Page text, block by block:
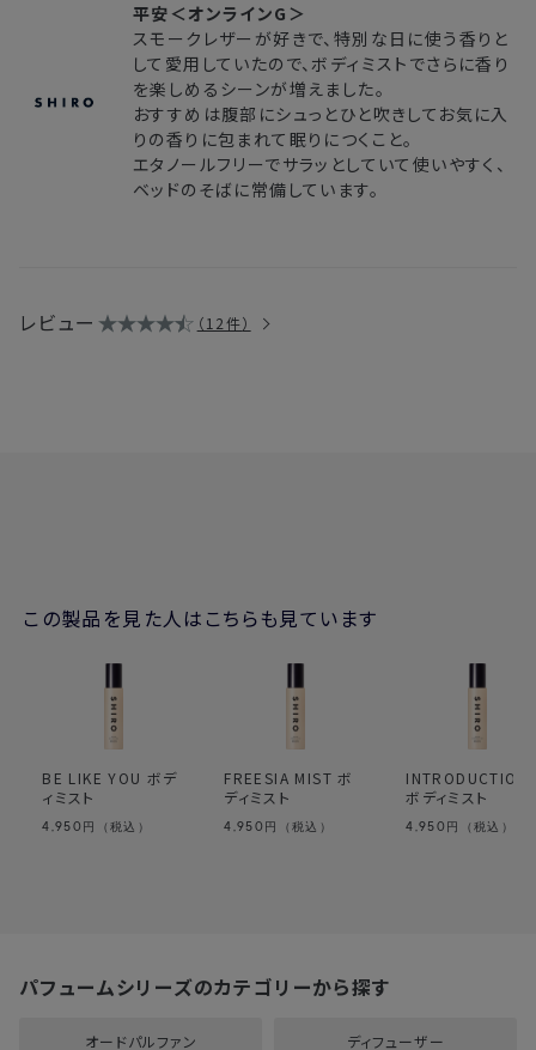
平安＜オンラインG＞
スモークレザーが好きで、特別な日に使う香りと
して愛用していたので、ボディミストでさらに香り
を楽しめるシーンが増えました。
おすすめは腹部にシュっとひと吹きしてお気に入
りの香りに包まれて眠りにつくこと。
エタノールフリーでサラッとしていて使いやすく、
ベッドのそばに常備しています。
レビュー 12件
この製品を見た人はこちらも見ています
BE LIKE YOU ボデ
ィミスト
4,950 円（税込）
FREESIA MIST ボ
ディミスト
4,950 円（税込）
INTRODUCTION
ボディミスト
4,950 円（税込）
パフュームシリーズのカテゴリーから探す
オードパルファン ディフューザー